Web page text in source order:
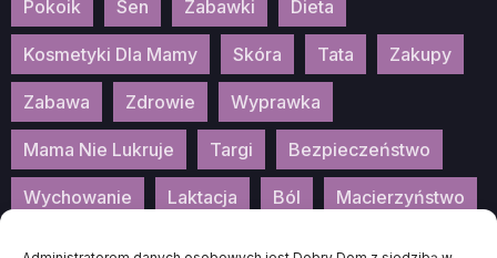
Pokoik Sen Zabawki Dieta
Kosmetyki Dla Mamy Skóra Tata Zakupy
Zabawa Zdrowie Wyprawka
Mama Nie Lukruje Targi Bezpieczeństwo
Wychowanie Laktacja Ból Macierzyństwo